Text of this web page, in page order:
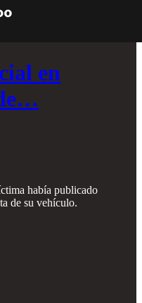
en
había publicado
de su vehículo.